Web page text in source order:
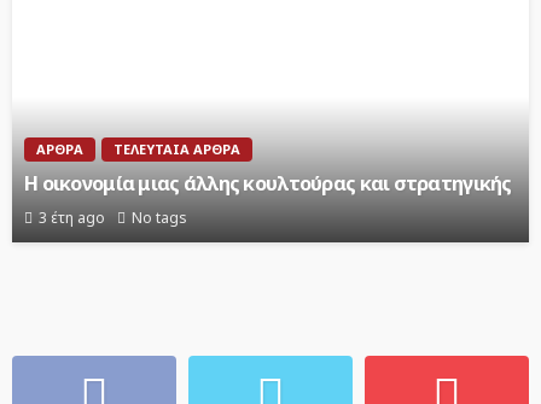
ΆΡΘΡΑ ΤΕΛΕΥΤΑΊΑ ΆΡΘΡΑ
Η οικονομία μιας άλλης κουλτούρας και στρατηγικής
3 έτη ago No tags